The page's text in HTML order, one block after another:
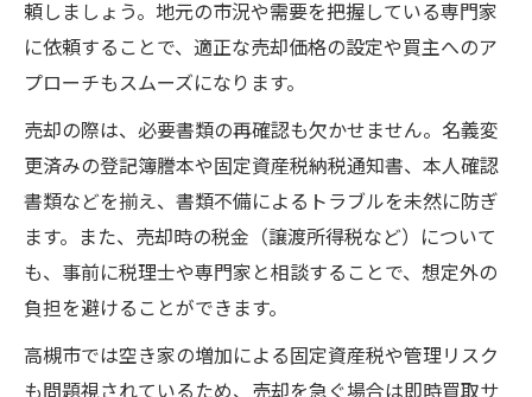
頼しましょう。地元の市況や需要を把握している専門家
に依頼することで、適正な売却価格の設定や買主へのア
プローチもスムーズになります。
売却の際は、必要書類の再確認も欠かせません。名義変
更済みの登記簿謄本や固定資産税納税通知書、本人確認
書類などを揃え、書類不備によるトラブルを未然に防ぎ
ます。また、売却時の税金（譲渡所得税など）について
も、事前に税理士や専門家と相談することで、想定外の
負担を避けることができます。
高槻市では空き家の増加による固定資産税や管理リスク
も問題視されているため、売却を急ぐ場合は即時買取サ